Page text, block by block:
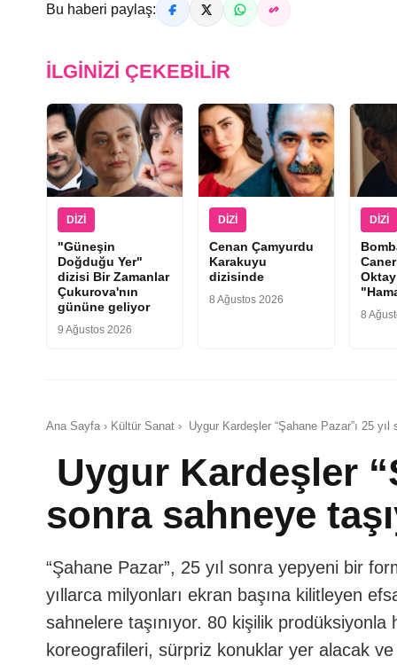
Bu haberi paylaş:
İLGINIZI ÇEKEBILIR
DIZI
"Güneşin
Doğduğu Yer"
dizisi Bir Zamanlar
Çukurova'nın
gününe geliyor
9 Ağustos 2026
DIZI
Cenan Çamyurdu
Karakuyu
dizisinde
8 Ağustos 2026
DIZI
8
Ana Sayfa › Kültür Sanat › Uygur Kardeşler “Şahane Pazar”ı 25 yıl
Uygur Kardeşler
sonra sahneye
“Şahane Pazar”, 25 yıl sonra yepyeni bir
yıllarca milyonları ekran başına kilitleyen
sahnelere taşınıyor. 80 kişilik
koreografileri, sürpriz konuklar yer alacak